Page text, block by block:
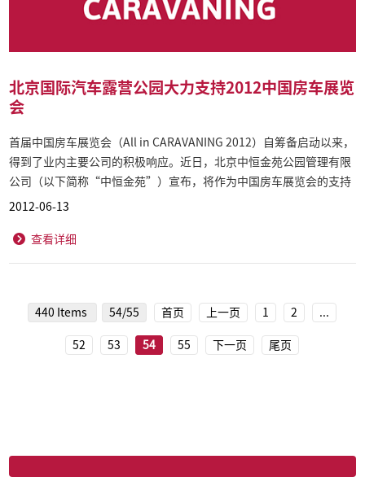
北京国际汽车露营公园大力支持2012中国房车展览
会
首届中国房车展览会（All in CARAVANING 2012）自筹备启动以来，
得到了业内主要公司的积极响应。近日，北京中恒金苑公园管理有限
公司（以下简称“中恒金苑”）宣布，将作为中国房车展览会的支持
单位，大力支持并积极参与展会活动。
2012-06-13
查看详细
440 Items 54/55 首页 上一页 1 2
52 53 54 55 下一页 尾页